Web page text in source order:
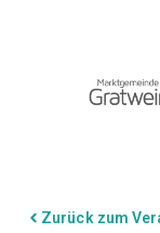
Zurück zum